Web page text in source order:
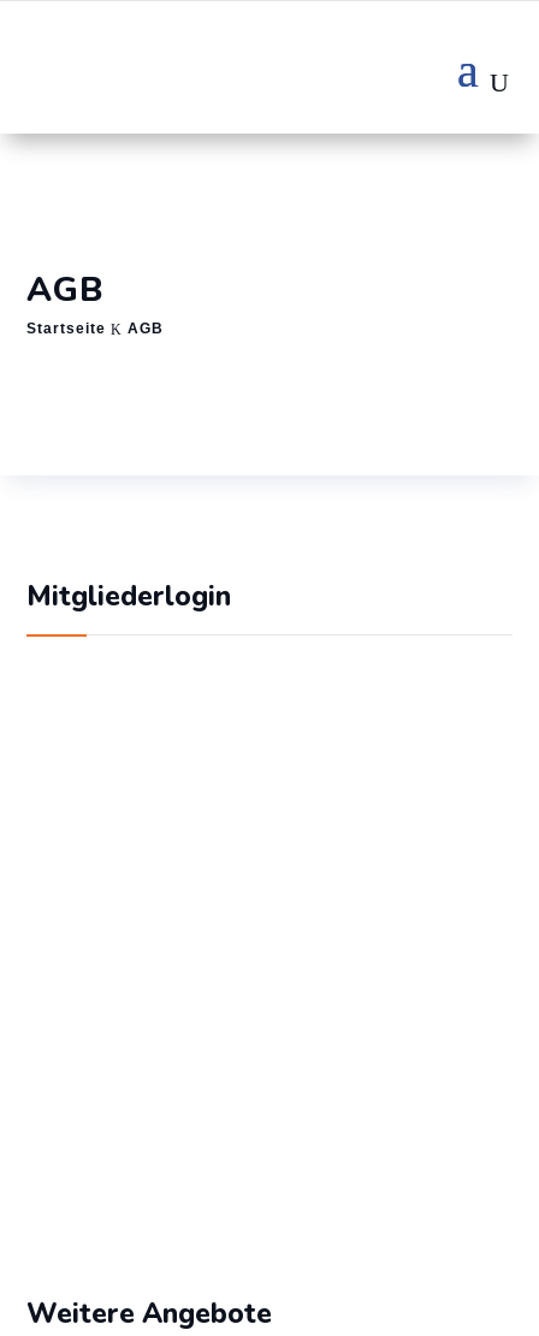
AGB
Startseite K AGB
Mitgliederlogin
Weitere Angebote